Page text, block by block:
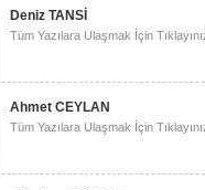
Deniz TANSİ
Tüm Yazılara Ulaşmak İçin
Ahmet CEYLAN
Tüm Yazılara Ulaşmak İçin